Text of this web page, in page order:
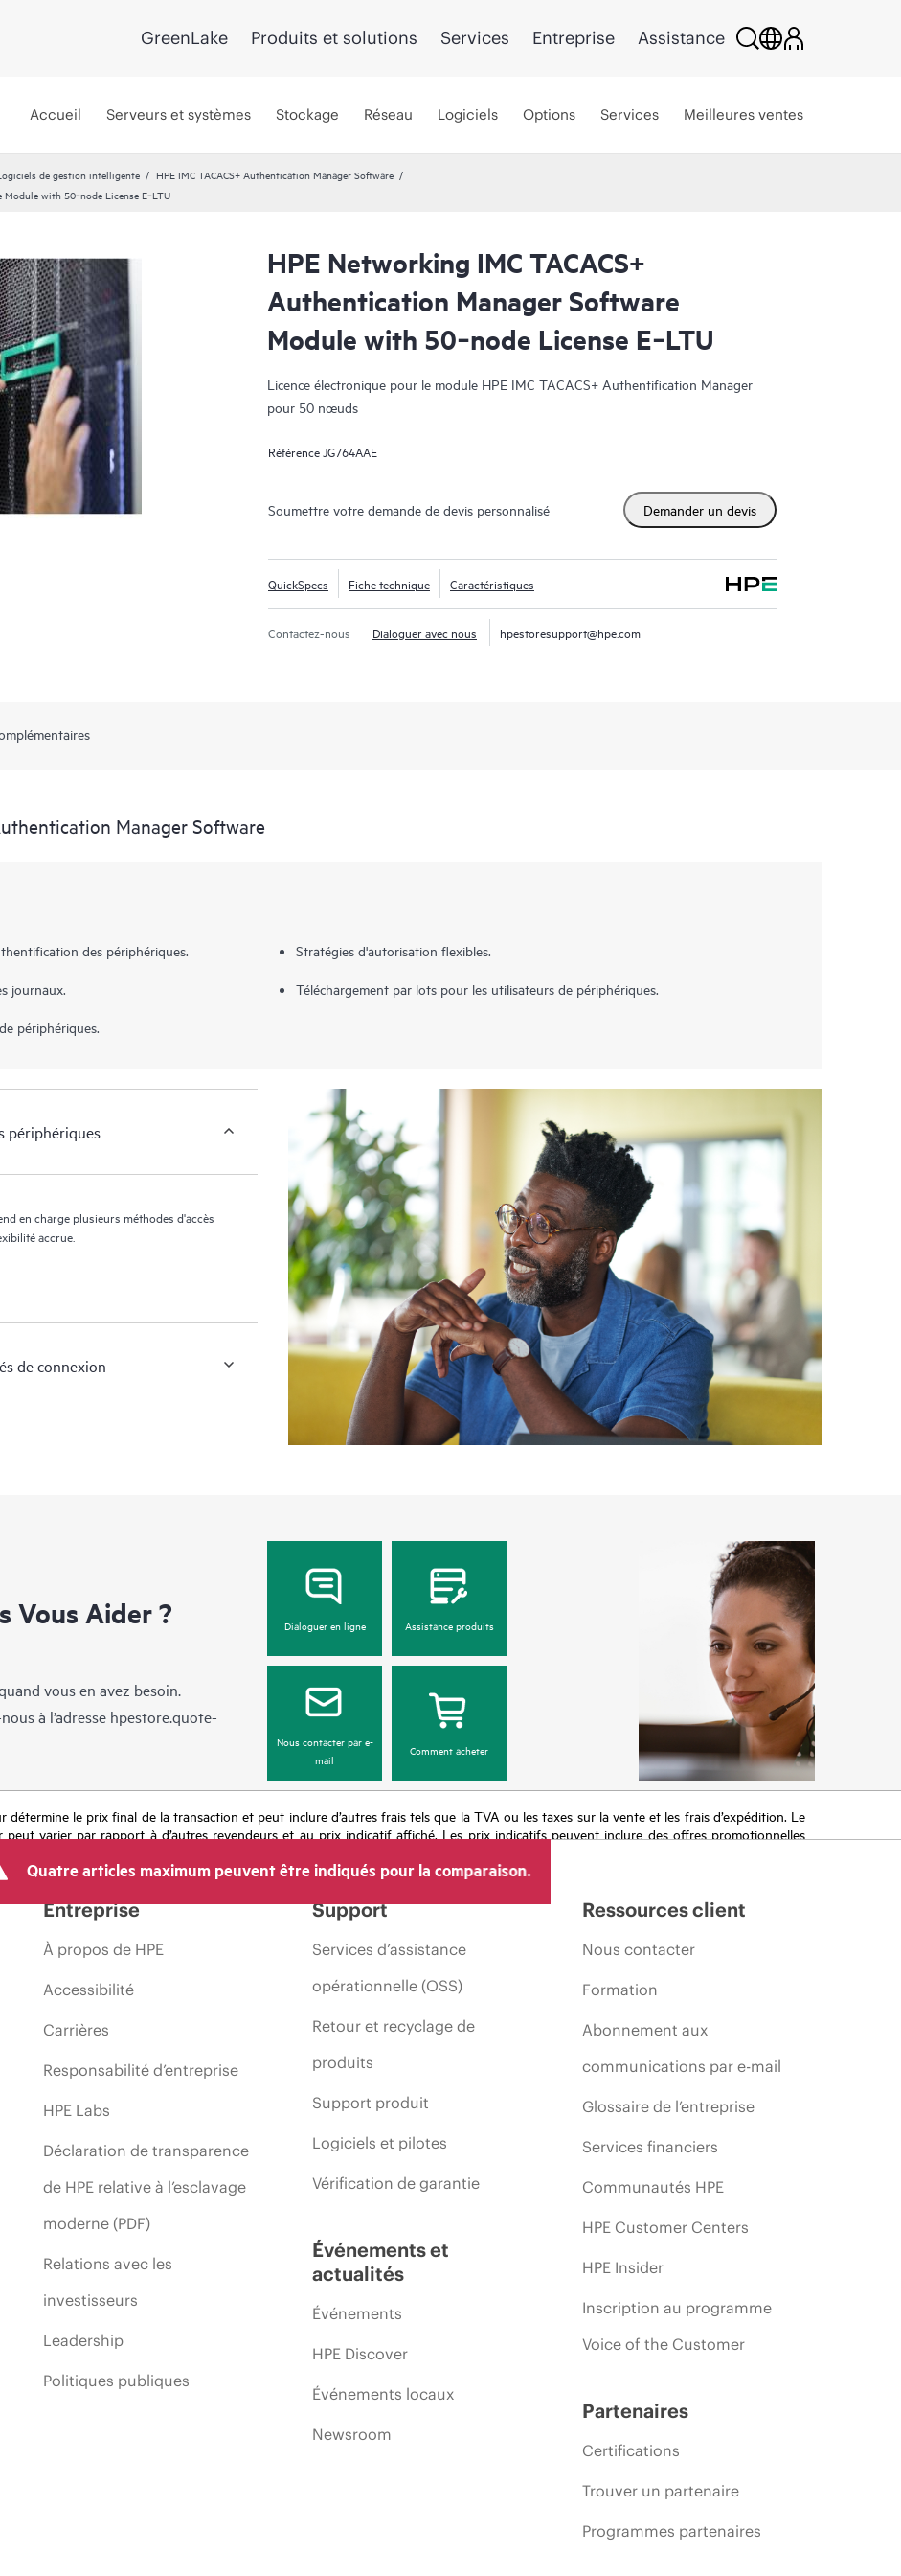
GreenLake Produits et solutions Services Entreprise Assistance
Accueil Serveurs et systèmes Stockage Réseau Logiciels Options Services Meilleures ventes
de gestion intelligente
HPE IMC TACACS+ Authentication Manager Software
with 50‑node License E‑LTU
HPE Networking IMC TACACS+
Authentication Manager Software
Module with 50‑node License E‑LTU
Licence électronique pour le module HPE IMC TACACS+ Authentification Manager
pour 50 nœuds
RéférenceJG764AAE
Soumettre votre demande de devis personnalisé Demander un devis
QuickSpecs Fiche technique Caractéristiques
Contactez-nous Dialoguer avec nous hpestoresupport@hpe.com
Manager Software
des périphériques.
journaux.
périphériques.
Stratégies d'autorisation flexibles.
Téléchargement par lots pour les utilisateurs de périphériques.
périphériques
en charge plusieurs méthodes d'accès
accrue.
de connexion
Vous Aider ?
vous en avez besoin.
à l’adresse hpestore.quote-
Dialoguer en ligne Assistance produits
Nous contacter par e-
mail
Comment acheter
le prix final de la transaction et peut inclure d’autres frais tels que la TVA ou les taxes sur la vente et les frais d’expédition. Le
varier par rapport à d’autres revendeurs et au prix indicatif affiché. Les prix indicatifs peuvent inclure des offres promotionnelles
d’une période de promotion et des erreurs dans les publicités.
Quatre articles maximum peuvent être indiqués pour la comparaison.
Entreprise
À propos de HPE
Accessibilité
Carrières
Responsabilité d’entreprise
HPE Labs
Déclaration de transparence
de HPE relative à l’esclavage
moderne (PDF)
Relations avec les
investisseurs
Leadership
Politiques publiques
Support
Services d’assistance
opérationnelle (OSS)
Retour et recyclage de
produits
Support produit
Logiciels et pilotes
Vérification de garantie
Événements et
actualités
Événements
HPE Discover
Événements locaux
Newsroom
Ressources client
Nous contacter
Formation
Abonnement aux
communications par e-mail
Glossaire de l’entreprise
Services financiers
Communautés HPE
HPE Customer Centers
HPE Insider
Inscription au programme
Voice of the Customer
Partenaires
Certifications
Trouver un partenaire
Programmes partenaires